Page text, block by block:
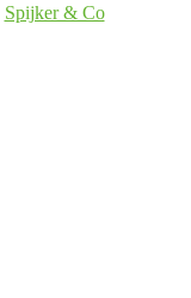
Spijker & Co